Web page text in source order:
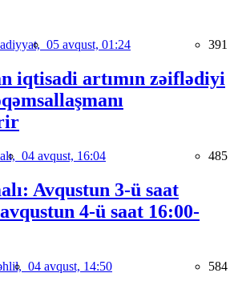
05 avqust, 01:24 391
iqtisadi artımın zəiflədiyi
04 avqust, 16:04 485
Avqustun 3-ü saat
4-ü saat 16:00-
04 avqust, 14:50 584